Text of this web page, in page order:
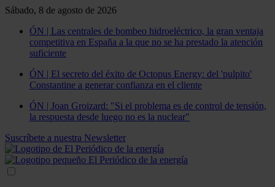
Sábado, 8 de agosto de 2026
ÓN | Las centrales de bombeo hidroeléctrico, la gran ventaja
competitiva en España a la que no se ha prestado la atención
suficiente
ÓN | El secreto del éxito de Octopus Energy: del 'pulpito'
Constantine a generar confianza en el cliente
ÓN | Joan Groizard: "Si el problema es de control de tensión,
la respuesta desde luego no es la nuclear"
Suscríbete a nuestra Newsletter